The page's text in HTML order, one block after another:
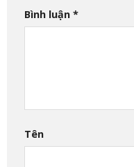
Bình luận *
Tên